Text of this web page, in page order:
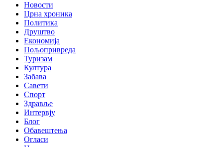
Новости
Црна хроника
Политика
Друштво
Економија
Пољопривреда
Туризам
Култура
Забава
Савети
Спорт
Здравље
Интервју
Блог
Обавештења
Огласи